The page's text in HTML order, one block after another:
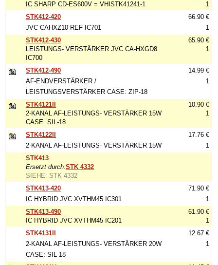
IC SHARP CD-ES600V = VHISTK41241-1
1
STK412-420
JVC CAHXZ10 REF IC701
66.90 €
1
STK412-430
LEISTUNGS- VERSTÄRKER JVC CA-HXGD8
IC700
65.90 €
1
STK412-490
AF-ENDVERSTÄRKER /
LEISTUNGSVERSTÄRKER CASE: ZIP-18
14.99 €
1
STK4121II
2-KANAL AF-LEISTUNGS- VERSTÄRKER 15W
CASE: SIL-18
10.90 €
1
STK4122II
2-KANAL AF-LEISTUNGS- VERSTÄRKER 15W
17.76 €
1
STK413
Ersetzt durch:STK 4332
SIEHE: STK 4332
STK413-420
IC HYBRID JVC XVTHM45 IC301
71.90 €
1
STK413-490
IC HYBRID JVC XVTHM45 IC201
61.90 €
1
STK4131II
2-KANAL AF-LEISTUNGS- VERSTÄRKER 20W
CASE: SIL-18
12.67 €
1